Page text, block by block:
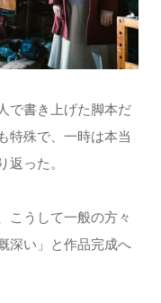
で書き上げた脚本だ
特殊で、一時は本当
返った。
こうして一般の方々
深い」と作品完成へ